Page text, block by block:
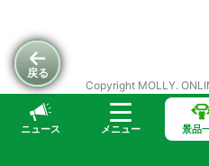
ニュース メニュー 景品
戻る
Copyright MOLLY.